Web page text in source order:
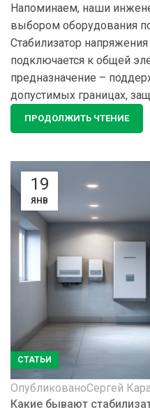
Напоминаем, наши
выбором оборудования
Стабилизатор
подключается к общей
предназначение –
допустимых границах,
ПРОДОЛЖИТЬ ЧТЕНИЕ
19
ЯНВ
СТАТЬИ
ОпубликованоСергей
Какие бывают